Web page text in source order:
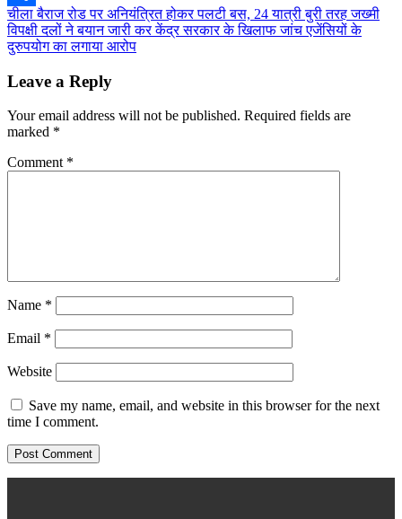
Share
Post
navigation
चीला बैराज रोड पर अनियंत्रित होकर पलटी बस, 24 यात्री बुरी तरह जख्मी
विपक्षी दलों ने बयान जारी कर केंद्र सरकार के खिलाफ जांच एजेंसियों के
दुरुपयोग का लगाया आरोप
Leave a Reply
Your email address will not be published. Required fields are
marked *
Comment *
Name *
Email *
Website
Save my name, email, and website in this browser for the next
time I comment.